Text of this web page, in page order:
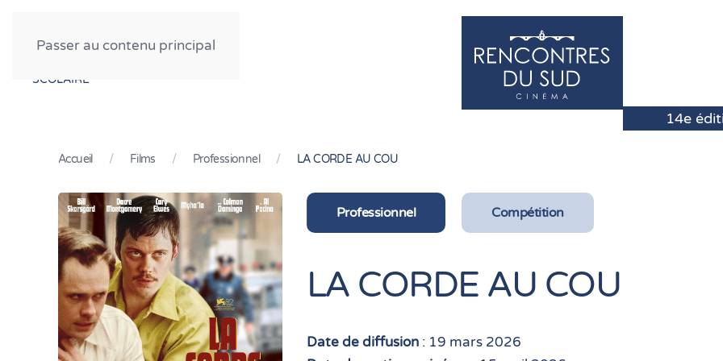
Passer au contenu principal
PROFESSIONNEL
SCOLAIRE
Accueil Films Professionnel LA CORDE AU COU
Professionnel Compétition
LA CORDE AU COU
Date de diffusion: 19 mars 2026